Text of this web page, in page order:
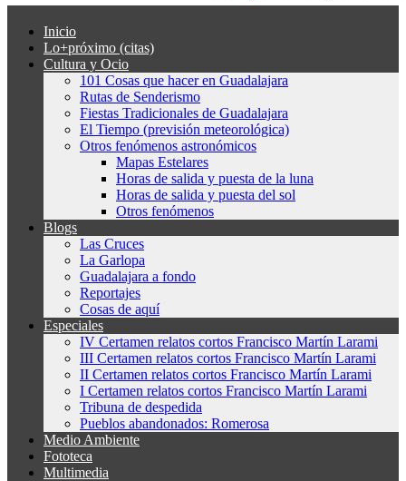
Inicio
Lo+próximo (citas)
Cultura y Ocio
101 Cosas que hacer en Guadalajara
Rutas de Senderismo
Fiestas Tradicionales de Guadalajara
El Tiempo (previsión meteorológica)
Otros fenómenos astronómicos
Mapas Estelares
Horas de salida y puesta de la luna
Horas de salida y puesta del sol
Otros fenómenos
Blogs
Las Cruces
La Garlopa
Guadalajara a fondo
Reportajes
Cosas de aquí
Especiales
IV Certamen relatos cortos Francisco Martín Larami
III Certamen relatos cortos Francisco Martín Larami
II Certamen relatos cortos Francisco Martín Larami
I Certamen relatos cortos Francisco Martín Larami
Tribuna de despedida
Pueblos abandonados: Romerosa
Medio Ambiente
Fototeca
Multimedia